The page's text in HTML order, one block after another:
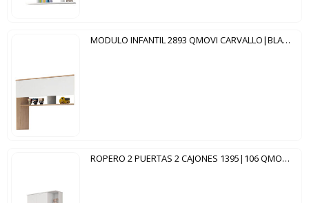
MODULO INFANTIL 2893 QMOVI CARVALLO|BLANCO
ROPERO 2 PUERTAS 2 CAJONES 1395|106 QMOVI BLANCO